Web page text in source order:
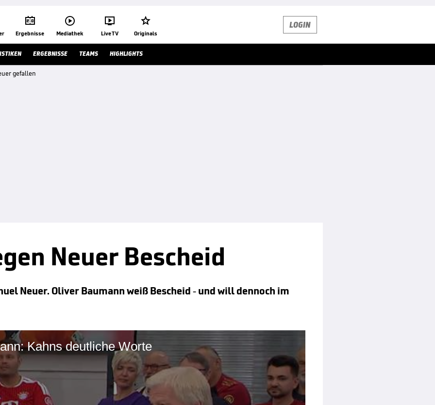

Ergebnisse

Mediathek

Live TV

Originals
LOGIN
ERGEBNISSE TEAMS HIGHLIGHTS
gefallen
Neuer Bescheid
Neuer. Oliver Baumann weiß Bescheid - und will dennoch im
Kahns deutliche Worte